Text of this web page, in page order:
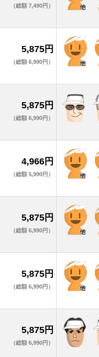
（総額 7,490円）
5,875円
（総額 6,990円）
5,875円
（総額 6,990円）
4,966円
（総額 5,990円）
5,875円
（総額 6,990円）
5,875円
（総額 6,990円）
5,875円
（総額 6,990円）